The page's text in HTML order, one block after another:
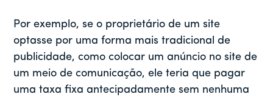
Por exemplo, se o proprietário de um site
optasse por uma forma mais tradicional de
publicidade, como colocar um anúncio no site de
um meio de comunicação, ele teria que pagar
uma taxa fixa antecipadamente sem nenhuma